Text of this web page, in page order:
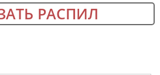
РАСПИЛ